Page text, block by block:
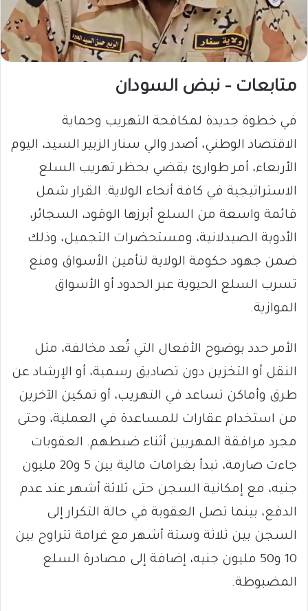
متابعات – نبض السودان
في خطوة جديدة لمكافحة التهريب وحماية
الاقتصاد الوطني، أصدر والي سنار الزبير السيد، اليوم
الأربعاء، أمر طوارئ يقضي بحظر تهريب السلع
الاستراتيجية في كافة أنحاء الولاية. القرار شمل
قائمة واسعة من السلع أبرزها الوقود، السجائر،
الأدوية الصيدلانية، ومستحضرات التجميل، وذلك
ضمن جهود حكومة الولاية لتأمين الأسواق ومنع
تسرب السلع الحيوية عبر الحدود أو الأسواق
الموازية.
الأمر حدد بوضوح الأفعال التي تُعد مخالفة، مثل
النقل أو التخزين دون تصاديق رسمية، أو الإرشاد عن
طرق وأماكن تساعد في التهريب، أو تمكين الآخرين
من استخدام عقارات للمساعدة في العملية، وحتى
مجرد مرافقة المهربين أثناء ضبطهم. العقوبات
جاءت صارمة، تبدأ بغرامات مالية بين 5 و20 مليون
جنيه، مع إمكانية السجن حتى ثلاثة أشهر عند عدم
الدفع، بينما تصل العقوبة في حالة التكرار إلى
السجن بين ثلاثة وستة أشهر مع غرامة تتراوح بين
10 و50 مليون جنيه، إضافة إلى مصادرة السلع
المضبوطة.